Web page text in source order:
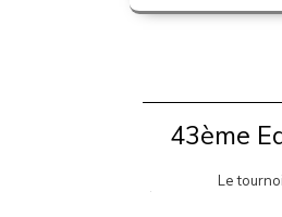
43ème
Le